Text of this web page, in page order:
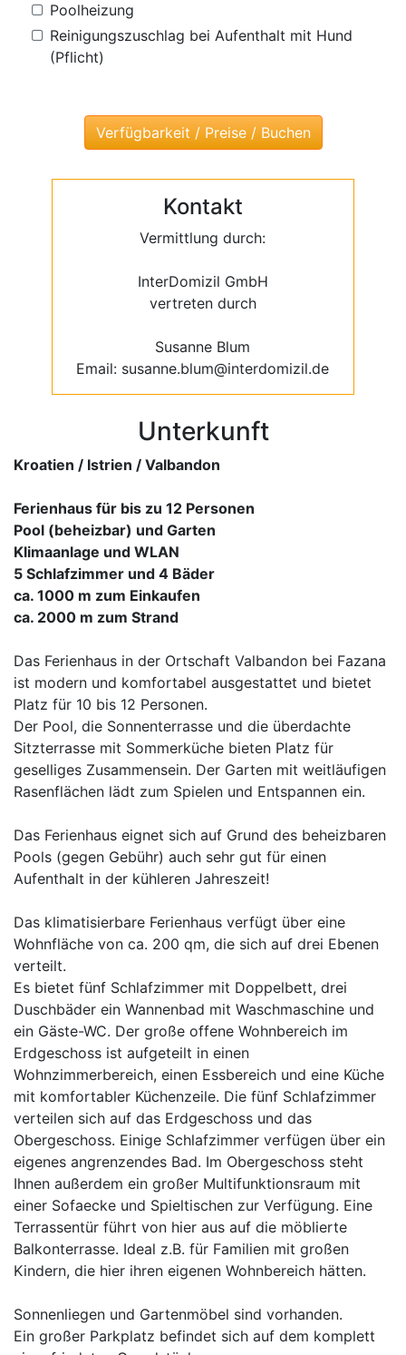
Poolheizung
Reinigungszuschlag bei Aufenthalt mit Hund
(Pflicht)
Kontakt
Vermittlung durch:
InterDomizil GmbH
vertreten durch
Susanne Blum
Email: susanne.blum@interdomizil.de
Unterkunft
Kroatien / Istrien / Valbandon
Ferienhaus für bis zu 12 Personen
Pool (beheizbar) und Garten
Klimaanlage und WLAN
5 Schlafzimmer und 4 Bäder
ca. 1000 m zum Einkaufen
ca. 2000 m zum Strand
Das Ferienhaus in der Ortschaft Valbandon bei Fazana
ist modern und komfortabel ausgestattet und bietet
Platz für 10 bis 12 Personen.
Der Pool, die Sonnenterrasse und die überdachte
Sitzterrasse mit Sommerküche bieten Platz für
geselliges Zusammensein. Der Garten mit weitläufigen
Rasenflächen lädt zum Spielen und Entspannen ein.
Das Ferienhaus eignet sich auf Grund des beheizbaren
Pools (gegen Gebühr) auch sehr gut für einen
Aufenthalt in der kühleren Jahreszeit!
Das klimatisierbare Ferienhaus verfügt über eine
Wohnfläche von ca. 200 qm, die sich auf drei Ebenen
verteilt.
Es bietet fünf Schlafzimmer mit Doppelbett, drei
Duschbäder ein Wannenbad mit Waschmaschine und
ein Gäste-WC. Der große offene Wohnbereich im
Erdgeschoss ist aufgeteilt in einen
Wohnzimmerbereich, einen Essbereich und eine Küche
mit komfortabler Küchenzeile. Die fünf Schlafzimmer
verteilen sich auf das Erdgeschoss und das
Obergeschoss. Einige Schlafzimmer verfügen über ein
eigenes angrenzendes Bad. Im Obergeschoss steht
Ihnen außerdem ein großer Multifunktionsraum mit
einer Sofaecke und Spieltischen zur Verfügung. Eine
Terrassentür führt von hier aus auf die möblierte
Balkonterrasse. Ideal z.B. für Familien mit großen
Kindern, die hier ihren eigenen Wohnbereich hätten.
Sonnenliegen und Gartenmöbel sind vorhanden.
Ein großer Parkplatz befindet sich auf dem komplett